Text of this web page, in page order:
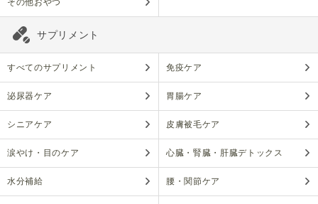
その他おやつ
サプリメント
すべてのサプリメント 免疫ケア
泌尿器ケア 胃腸ケア
シニアケア 皮膚被毛ケア
涙やけ・目のケア 心臓・腎臓・肝臓デトックス
水分補給 腰・関節ケア